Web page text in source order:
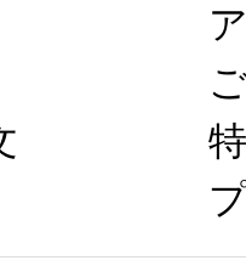
ら
字半
第二
たし